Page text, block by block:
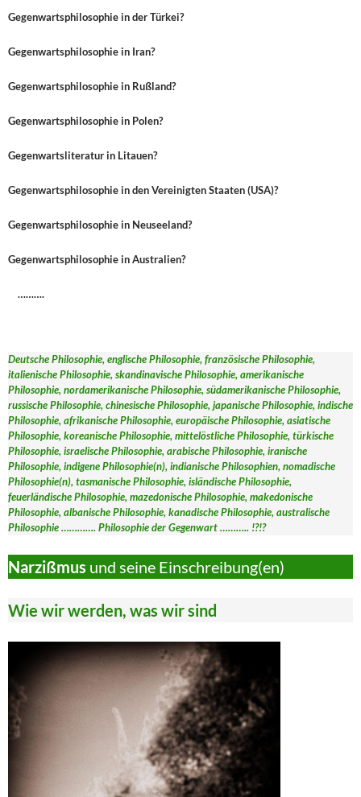
Gegenwartsphilosophie in der Türkei?
Gegenwartsphilosophie in Iran?
Gegenwartsphilosophie in Rußland?
Gegenwartsphilosophie in Polen?
Gegenwartsliteratur in Litauen?
Gegenwartsphilosophie in den Vereinigten Staaten (USA)?
Gegenwartsphilosophie in Neuseeland?
Gegenwartsphilosophie in Australien?
……….
Deutsche Philosophie, englische Philosophie, französische Philosophie,
italienische Philosophie, skandinavische Philosophie, amerikanische
Philosophie, nordamerikanische Philosophie, südamerikanische Philosophie,
russische Philosophie, chinesische Philosophie, japanische Philosophie, indische
Philosophie, afrikanische Philosophie, europäische Philosophie, asiatische
Philosophie, koreanische Philosophie, mittelöstliche Philosophie, türkische
Philosophie, israelische Philosophie, arabische Philosophie, iranische
Philosophie, indigene Philosophie(n), indianische Philosophien, nomadische
Philosophie(n), tasmanische Philosophie, isländische Philosophie,
feuerländische Philosophie, mazedonische Philosophie, makedonische
Philosophie, albanische Philosophie, kanadische Philosophie, australische
Philosophie …………. Philosophie der Gegenwart ……….. !?!?
Narzißmus und seine Einschreibung(en)
Wie wir werden, was wir sind